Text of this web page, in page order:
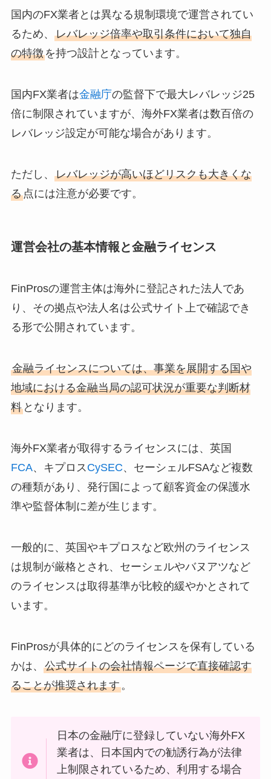
国内のFX業者とは異なる規制環境で運営されてい
るため、 レバレッジ倍率や取引条件において独自
の特徴を持つ設計となっています。
国内FX業者は金融庁の監督下で最大レバレッジ25
倍に制限されていますが、海外FX業者は数百倍の
レバレッジ設定が可能な場合があります。
ただし、 レバレッジが高いほどリスクも大きくな
る点には注意が必要です。
運営会社の基本情報と金融ライセンス
FinProsの運営主体は海外に登記された法人であ
り、その拠点や法人名は公式サイト上で確認でき
る形で公開されています。
金融ライセンスについては、事業を展開する国や
地域における金融当局の認可状況が重要な判断材
料となります。
海外FX業者が取得するライセンスには、英国
FCA、キプロスCySEC、セーシェルFSAなど複数
の種類があり、発行国によって顧客資金の保護水
準や監督体制に差が生じます。
一般的に、英国やキプロスなど欧州のライセンス
は規制が厳格とされ、セーシェルやバヌアツなど
のライセンスは取得基準が比較的緩やかとされて
います。
FinProsが具体的にどのライセンスを保有している
かは、 公式サイトの会社情報ページで直接確認す
ることが推奨されます。
日本の金融庁に登録していない海外FX
業者は、日本国内での勧誘行為が法律
上制限されているため、利用する場合